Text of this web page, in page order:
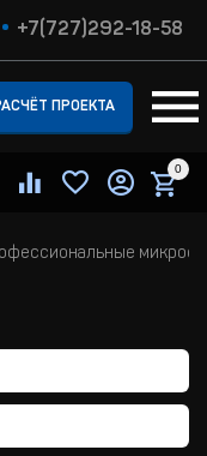
+7(727)292-18-58
ПРОЕКТА
0